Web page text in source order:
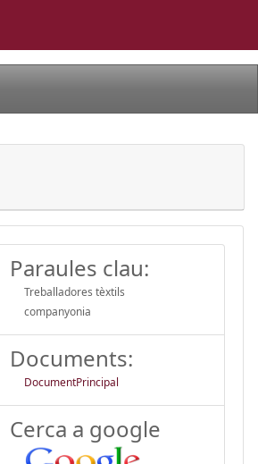
Paraules clau:
Treballadores tèxtils
companyonia
Documents:
DocumentPrincipal
Cerca a google